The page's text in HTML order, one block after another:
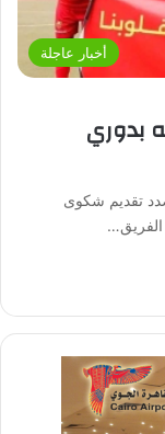
أخبار عاجلة
بدوري
تقديم شكوى